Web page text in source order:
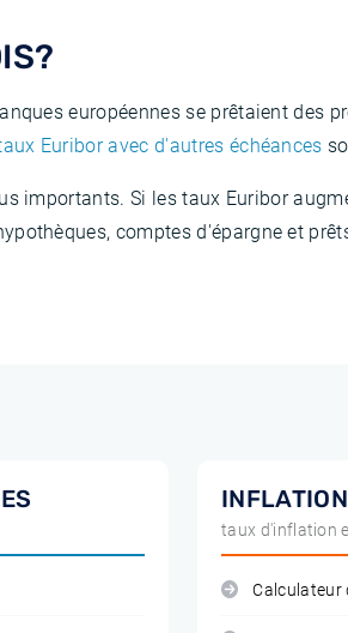
européennes se prêtaient des
Euribor avec d'autres échéances
importants. Si les taux Euribor
comptes d'épargne et
INFLATION
taux d'inflation
Calculateur